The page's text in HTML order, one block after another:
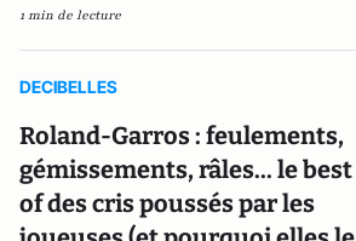
1 min de lecture
DECIBELLES
Roland-Garros : feulements,
gémissements, râles... le best
of des cris poussés par les